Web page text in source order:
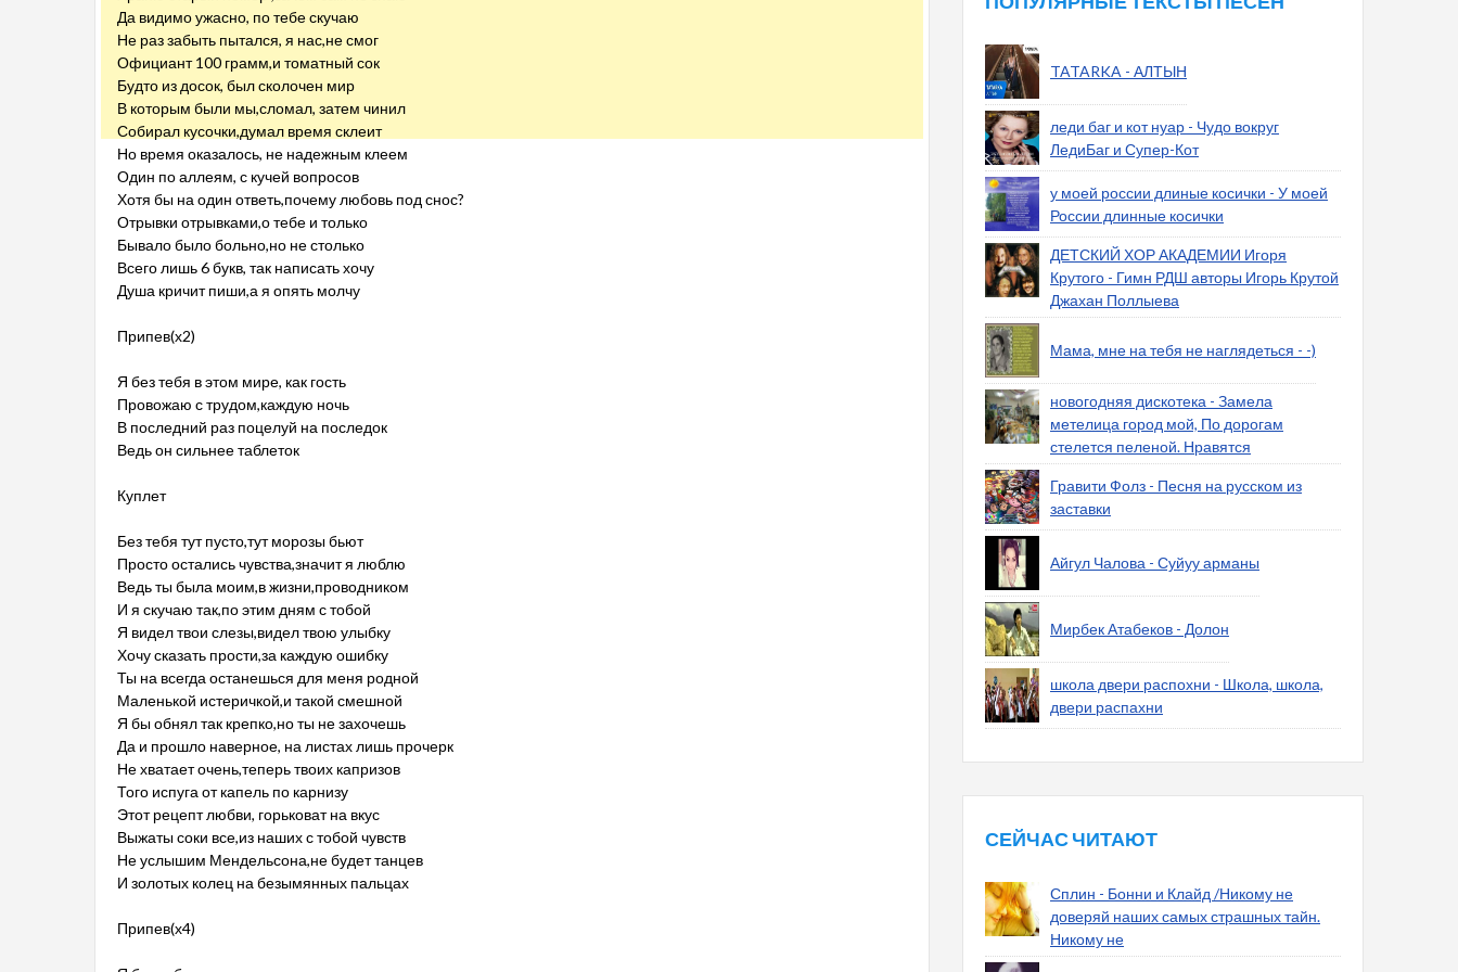
Да видимо ужасно, по тебе скучаю
Не раз забыть пытался, я нас,не смог
Официант 100 грамм,и томатный сок
Будто из досок, был сколочен мир
В которым были мы,сломал, затем чинил
Собирал кусочки,думал время склеит
Но время оказалось, не надежным клеем
Один по аллеям, с кучей вопросов
Хотя бы на один ответь,почему любовь под снос?
Отрывки отрывками,о тебе и только
Бывало было больно,но не столько
Всего лишь 6 букв, так написать хочу
Душа кричит пиши,а я опять молчу
Припев(х2)
Я без тебя в этом мире, как гость
Провожаю с трудом,каждую ночь
В последний раз поцелуй на последок
Ведь он сильнее таблеток
Куплет
Без тебя тут пусто,тут морозы бьют
Просто остались чувства,значит я люблю
Ведь ты была моим,в жизни,проводником
И я скучаю так,по этим дням с тобой
Я видел твои слезы,видел твою улыбку
Хочу сказать прости,за каждую ошибку
Ты на всегда останешься для меня родной
Маленькой истеричкой,и такой смешной
Я бы обнял так крепко,но ты не захочешь
Да и прошло наверное, на листах лишь прочерк
Не хватает очень,теперь твоих капризов
Того испуга от капель по карнизу
Этот рецепт любви, горьковат на вкус
Выжаты соки все,из наших с тобой чувств
Не услышим Мендельсона,не будет танцев
И золотых колец на безымянных пальцах
Припев(х4)
TATARKA - АЛТЫН
леди баг и кот нуар - Чудо вокруг
ЛедиБаг и Супер-Кот
у моей россии длиные косички - У моей
России длинные косички
ДЕТСКИЙ ХОР АКАДЕМИИ Игоря
Крутого - Гимн РДШ авторы Игорь Крутой
Джахан Поллыева
Мама, мне на тебя не наглядеться - -)
новогодняя дискотека - Замела
метелица город мой, По дорогам
стелется пеленой. Нравятся
Гравити Фолз - Песня на русском из
заставки
Айгул Чалова - Суйуу арманы
Мирбек Атабеков - Долон
школа двери распохни - Школа, школа,
двери распахни
СЕЙЧАС ЧИТАЮТ
Сплин - Бонни и Клайд /Никому не
доверяй наших самых страшных тайн.
Никому не